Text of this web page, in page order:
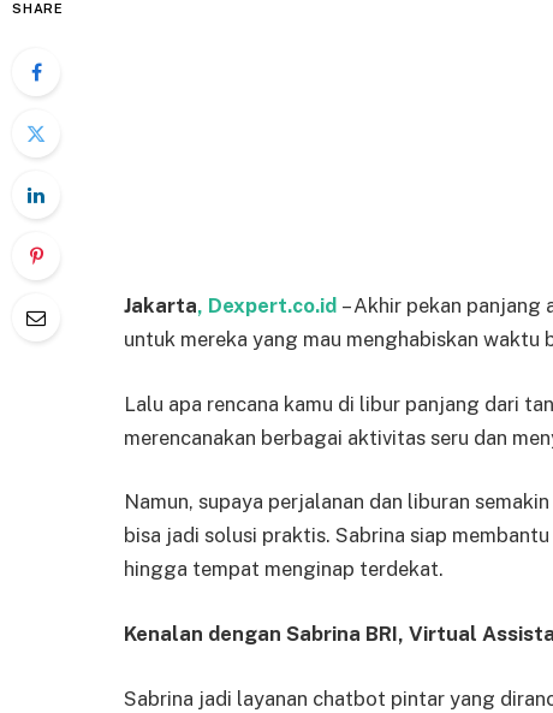
SHARE
Jakarta, Dexpert.co.id – Akhir pekan
untuk mereka yang mau menghabiskan waktu
Lalu apa rencana kamu di libur panjang dari
merencanakan berbagai aktivitas seru dan
Namun, supaya perjalanan dan liburan
bisa jadi solusi praktis. Sabrina siap
hingga tempat menginap terdekat.
Kenalan dengan Sabrina BRI, Virtual
Sabrina jadi layanan chatbot pintar yang